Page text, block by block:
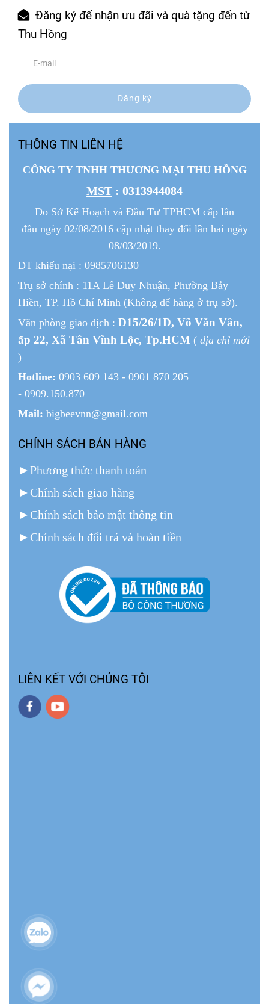
Đăng ký để nhận ưu đãi và quà tặng đến từ
Thu Hồng
Đăng ký
THÔNG TIN LIÊN HỆ
CÔNG TY TNHH THƯƠNG MẠI THU HỒNG
MST : 0313944084
Do Sở Kế Hoạch và Đầu Tư TPHCM cấp lần
đầu ngày 02/08/2016 cập nhật thay đổi lần hai ngày
08/03/2019.
ĐT khiếu nại : 0985706130
Trụ sở chính : 11A Lê Duy Nhuận, Phường Bảy
Hiền, TP. Hồ Chí Minh (Không để hàng ở trụ sở).
Văn phòng giao dịch : D15/26/1D, Võ Văn Vân,
ấp 22, Xã Tân Vĩnh Lộc, Tp.HCM ( địa chỉ mới
)
Hotline: 0903 609 143 - 0901 870 205
- 0909.150.870
Mail: bigbeevnn@gmail.com
CHÍNH SÁCH BÁN HÀNG
►Phương thức thanh toán
► Chính sách giao hàng
► Chính sách bảo mật thông tin
► Chính sách đổi trả và hoàn tiền
LIÊN KẾT VỚI CHÚNG TÔI